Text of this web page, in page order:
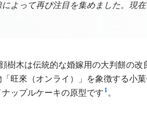
よって再び注目を集めました。現
木は伝統的な婚嫁用の大判餅の
來（オンライ）」を象徴する小
ップルケーキの原型です 1。